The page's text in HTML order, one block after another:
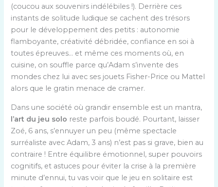
(coucou aux souvenirs indélébiles !). Derrière ces
instants de solitude ludique se cachent des trésors
pour le développement des petits : autonomie
flamboyante, créativité débridée, confiance en soi à
toutes épreuves… et même ces moments où, en
cuisine, on souffle parce qu’Adam s’invente des
mondes chez lui avec ses jouets Fisher-Price ou Mattel
alors que le gratin menace de cramer.
Dans une société où grandir ensemble est un mantra,
l’art du jeu solo reste parfois boudé. Pourtant, laisser
Zoé, 6 ans, s’ennuyer un peu (même spectacle
surréaliste avec Adam, 3 ans) n’est pas si grave, bien au
contraire ! Entre équilibre émotionnel, super pouvoirs
cognitifs, et astuces pour éviter la crise à la première
minute d’ennui, tu vas voir que le jeu en solitaire est